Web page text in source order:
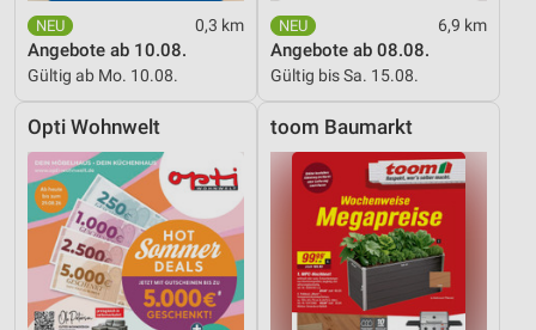
0,3 km
Angebote ab 10.08.
Gültig ab Mo. 10.08.
6,9 km
Angebote ab 08.08.
Gültig bis Sa. 15.08.
Opti Wohnwelt toom Baumarkt